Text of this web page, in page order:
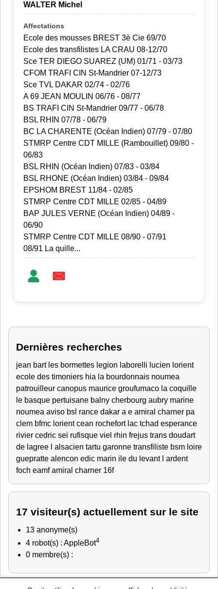
WALTER Michel
Ecole des mousses BREST 3è Cie 69/70
Ecole des transfilistes LA CRAU 08-12/70
Sce TER DIEGO SUAREZ (UM) 01/71 - 03/73
CFOM TRAFI CIN St-Mandrier 07-12/73
Sce TVL DAKAR 02/74 - 02/76
A 69 JEAN MOULIN 06/76 - 08/77
BS TRAFI CIN St-Mandrier 09/77 - 06/78
BSL RHIN 07/78 - 06/79
BC LA CHARENTE (Océan Indien) 07/79 - 07/80
STMRP Centre CDT MILLE (Rambouillet) 09/80 -
06/83
BSL RHIN (Océan Indien) 07/83 - 03/84
BSL RHONE (Océan Indien) 03/84 - 09/84
EPSHOM BREST 11/84 - 02/85
STMRP Centre CDT MILLE 02/85 - 04/89
BAP JULES VERNE (Océan Indien) 04/89 -
06/90
STMRP Centre CDT MILLE 08/90 - 07/91
08/91 La quille...
Dernières recherches
jean bart les bormettes legion laborelli lucien lorient
ecole des timoniers hia la bourdonnais noumea
patrouilleur canopus maurice groufumaco la coquille
le basque pertuisane balny cherbourg aubry marine
noumea aviso bsl rance dakar a e amiral charner pa
clem bfmc lorient cean rochefort lac tchad esperance
rivier cedric sei rufisque viel rhin frejus trans doudart
de lagree
l alsacien tartu garonne transfiliste bsm loire
guepratte alencon edic marin ile du levant
l ardent
foch eamf amiral charner 16f
17 visiteur(s) actuellement sur le site
13 anonyme(s)
4 robot(s) : AppleBot4
0 membre(s) :